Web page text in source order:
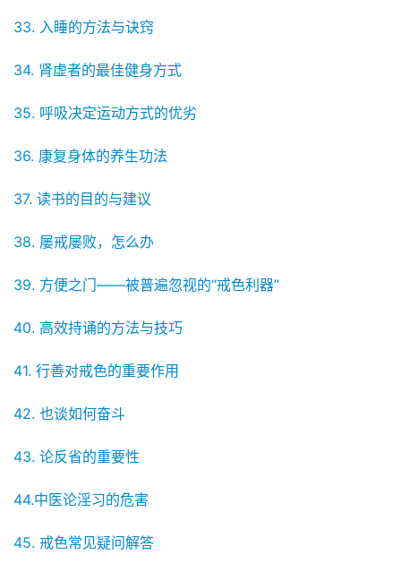
33. 入睡的方法与诀窍
34. 肾虚者的最佳健身方式
35. 呼吸决定运动方式的优劣
36. 康复身体的养生功法
37. 读书的目的与建议
38. 屡戒屡败，怎么办
39. 方便之门——被普遍忽视的“戒色利器”
40. 高效持诵的方法与技巧
41. 行善对戒色的重要作用
42. 也谈如何奋斗
43. 论反省的重要性
44.中医论淫习的危害
45. 戒色常见疑问解答